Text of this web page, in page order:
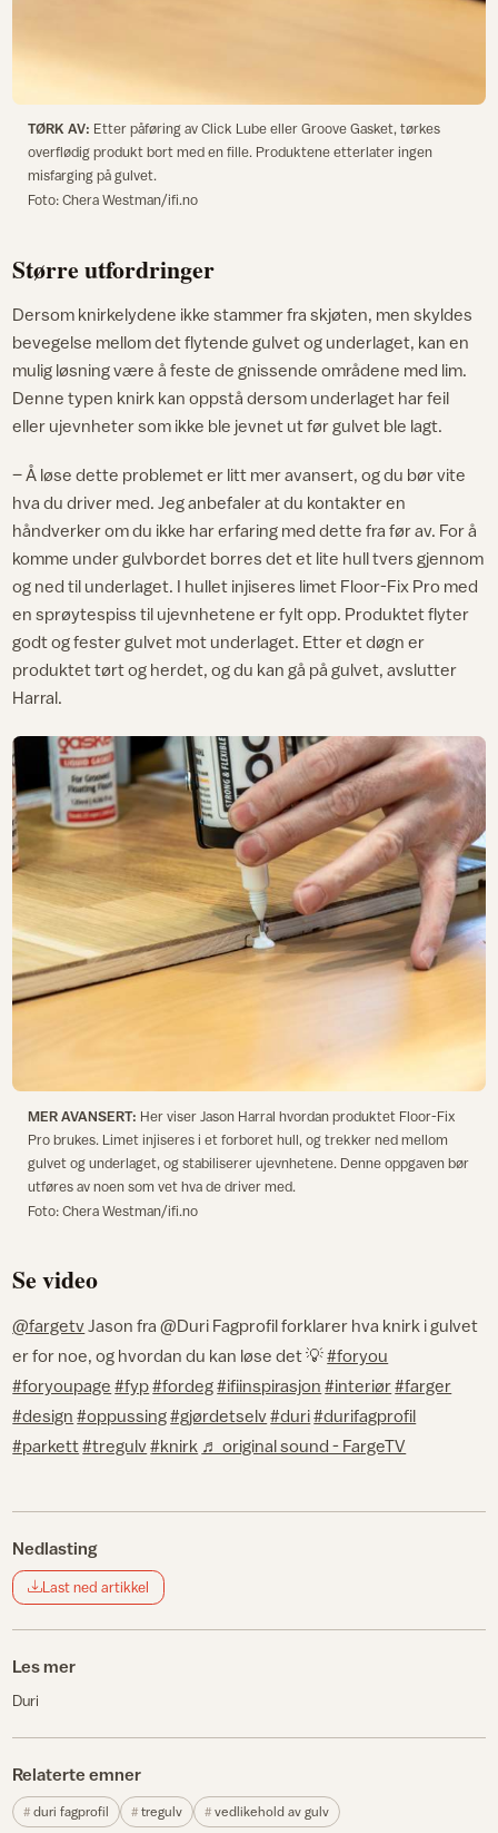
TØRK AV: Etter påføring av Click Lube eller Groove Gasket, tørkes
overflødig produkt bort med en fille. Produktene etterlater ingen
misfarging på gulvet.
Foto: Chera Westman/ifi.no
Større utfordringer
Dersom knirkelydene ikke stammer fra skjøten, men skyldes
bevegelse mellom det flytende gulvet og underlaget, kan en
mulig løsning være å feste de gnissende områdene med lim.
Denne typen knirk kan oppstå dersom underlaget har feil
eller ujevnheter som ikke ble jevnet ut før gulvet ble lagt.
– Å løse dette problemet er litt mer avansert, og du bør vite
hva du driver med. Jeg anbefaler at du kontakter en
håndverker om du ikke har erfaring med dette fra før av. For å
komme under gulvbordet borres det et lite hull tvers gjennom
og ned til underlaget. I hullet injiseres limet Floor-Fix Pro med
en sprøytespiss til ujevnhetene er fylt opp. Produktet flyter
godt og fester gulvet mot underlaget. Etter et døgn er
produktet tørt og herdet, og du kan gå på gulvet, avslutter
Harral.
MER AVANSERT: Her viser Jason Harral hvordan produktet Floor-Fix
Pro brukes. Limet injiseres i et forboret hull, og trekker ned mellom
gulvet og underlaget, og stabiliserer ujevnhetene. Denne oppgaven bør
utføres av noen som vet hva de driver med.
Foto: Chera Westman/ifi.no
Se video
@fargetvJason fra @Duri Fagprofil forklarer hva knirk i gulvet
er for noe, og hvordan du kan løse det 💡#foryou
#foryoupage #fyp#fordeg#ifiinspirasjon #interiør#farger
#design #oppussing#gjørdetselv#duri#durifagprofil
#parkett#tregulv#knirk ♬ original sound - FargeTV
Nedlasting
Last ned artikkel
Les mer
Duri
Relaterte emner
duri fagprofil tregulv vedlikehold av gulv